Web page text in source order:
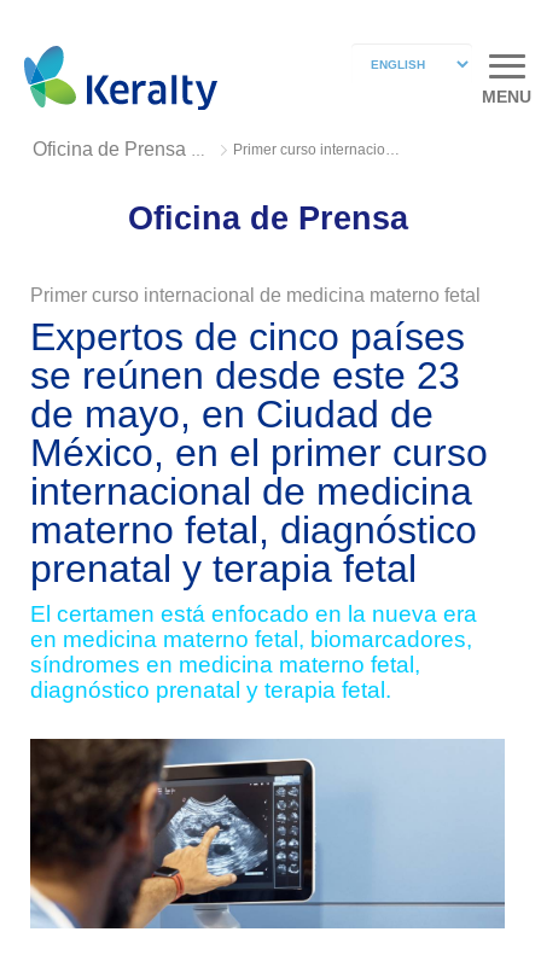
MENU
Oficina de Prensa 2019 Primer curso internacional de medicina materno fetal
Oficina de Prensa
Primer curso internacional de medicina materno fetal
Expertos de cinco países
se reúnen desde este 23
de mayo, en Ciudad de
México, en el primer curso
internacional de medicina
materno fetal, diagnóstico
prenatal y terapia fetal
El certamen está enfocado en la nueva era
en medicina materno fetal, biomarcadores,
síndromes en medicina materno fetal,
diagnóstico prenatal y terapia fetal.